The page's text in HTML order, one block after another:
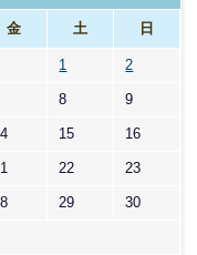
金 土 日
1 2
8 9
15 16
22 23
29 30